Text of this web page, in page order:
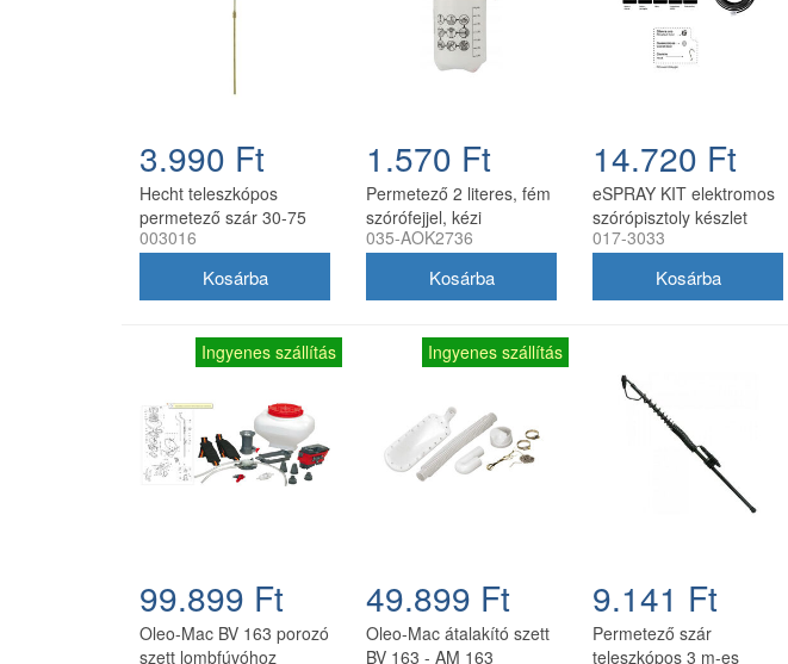
3.990 Ft
Hecht teleszkópos
permetező szár 30-75
cm 003016
003016
1.570 Ft
Permetező 2 literes, fém
szórófejjel, kézi
nyomáspermetező CH
035-AOK2736
14.720 Ft
eSPRAY KIT elektromos
szórópisztoly készlet
MEGA Olimpia
017-3033
Ingyenes szállítás
99.899 Ft
Oleo-Mac BV 163 porozó
szett lombfúvóhoz
Ingyenes szállítás
49.899 Ft
Oleo-Mac átalakító szett
BV 163 - AM 163
9.141 Ft
Permetező szár
teleszkópos 3 m-es